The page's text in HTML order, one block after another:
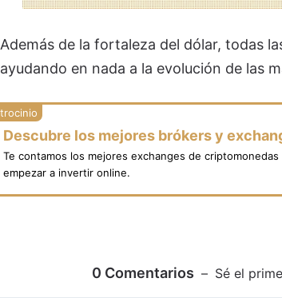
Además de la fortaleza del dólar, todas
ayudando en nada a la evolución de las
Descubre los mejores brókers y
Te contamos los mejores exchanges de
empezar a invertir online.
0 Comentarios Sé el